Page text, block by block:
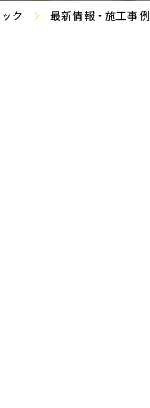
ク 最新情報・施工事例